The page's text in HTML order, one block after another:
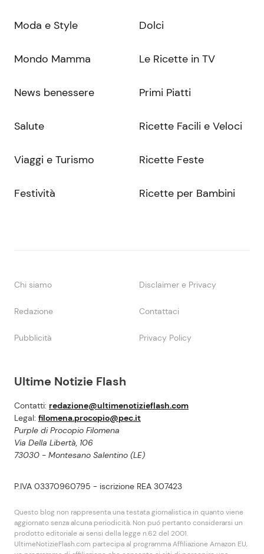
Ultime Notizie Flash
Contatti: redazione@ultimenotizieflash.com
Legal: filomena.procopio@pec.it
Purple di Procopio Filomena
Via Della Libertà, 106
73030 - Montesano Salentino (LE)
P.IVA 03370960795 - iscrizione REA 307423
Questo blog non rappresenta una testata giornalistica in quanto viene
aggiornato senza alcuna periodicità. Non puó pertanto considerarsi un
prodotto editoriale ai sensi della legge n.62 del 2001.
UltimeNotizieFlash.com partecipa al programma Affiliazione Amazon EU,
Moda e Style
Mondo Mamma
News benessere
Salute
Viaggi e Turismo
Festività
Dolci
Le Ricette in TV
Primi Piatti
Ricette Facili e Veloci
Ricette Feste
Ricette per Bambini
Chi siamo Disclaimer e Privacy
Redazione Contattaci
Pubblicità Privacy Policy